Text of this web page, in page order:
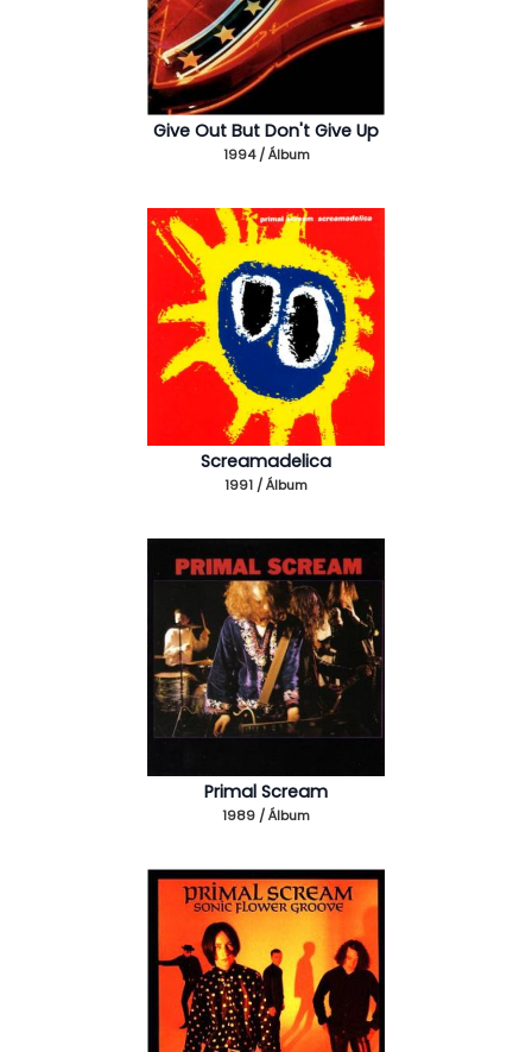
Give Out But Don't Give Up
1994 / Álbum
Screamadelica
1991 / Álbum
Primal Scream
1989 / Álbum